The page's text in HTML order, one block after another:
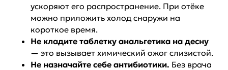
ускоряют его распространение. При отёке
можно приложить холод снаружи на
короткое время.
Не кладите таблетку анальгетика на десну
— это вызывает химический ожог слизистой.
Не назначайте себе антибиотики. Без врача